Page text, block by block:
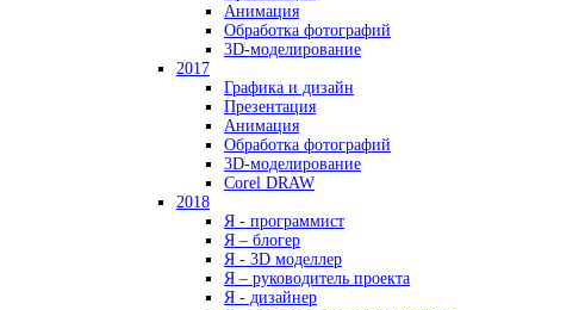
Анимация
Обработка фотографий
3D-моделирование
2017
Графика и дизайн
Презентация
Анимация
Обработка фотографий
3D-моделирование
Corel DRAW
2018
Я - программист
Я – блогер
Я - 3D моделлер
Я – руководитель проекта
Я - дизайнер